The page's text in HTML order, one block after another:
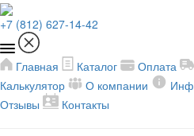
+7 (812) 627-14-42
Главная Каталог Оплата
Калькулятор
О компании
Отзывы
Контакты